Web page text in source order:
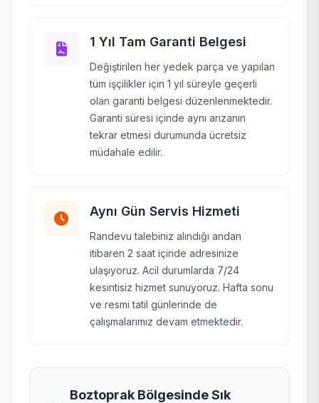
1 Yıl Tam Garanti Belgesi
Değiştirilen her yedek parça ve yapılan
tüm işçilikler için 1 yıl süreyle geçerli
olan garanti belgesi düzenlenmektedir.
Garanti süresi içinde aynı arızanın
tekrar etmesi durumunda ücretsiz
müdahale edilir.
Aynı Gün Servis Hizmeti
Randevu talebiniz alındığı andan
itibaren 2 saat içinde adresinize
ulaşıyoruz. Acil durumlarda 7/24
kesintisiz hizmet sunuyoruz. Hafta sonu
ve resmi tatil günlerinde de
çalışmalarımız devam etmektedir.
Boztoprak Bölgesinde Sık